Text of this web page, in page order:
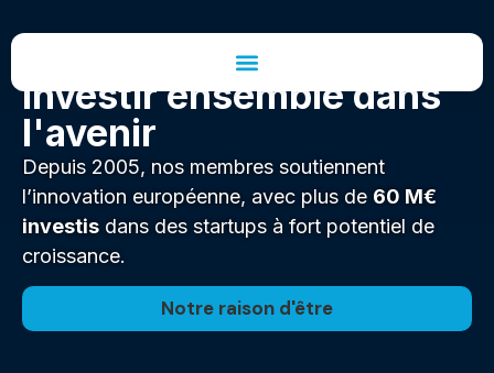
Investir ensemble dans
l'avenir
Depuis 2005, nos membres soutiennent
l’innovation européenne, avec plus de 60 M€
investis dans des startups à fort potentiel de
croissance.
Notre raison d'être